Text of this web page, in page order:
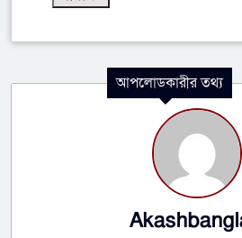
আপলোডকারীর তথ্য